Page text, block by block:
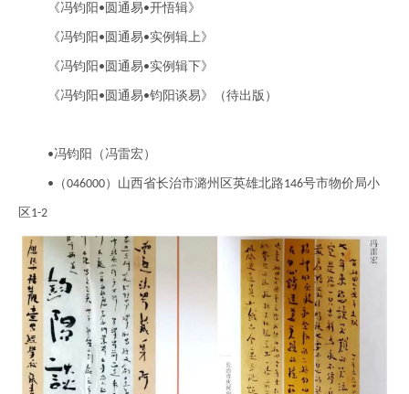
《冯钧阳 • 圆通易•开悟辑》
《冯钧阳 • 圆通易•实例辑上》
《冯钧阳 • 圆通易•实例辑下》
《冯钧阳 • 圆通易•钧阳谈易》（待出版）
•冯钧阳（冯雷宏）
• （046000）山西省长治市潞州区英雄北路146号市物价局小
区 1-2